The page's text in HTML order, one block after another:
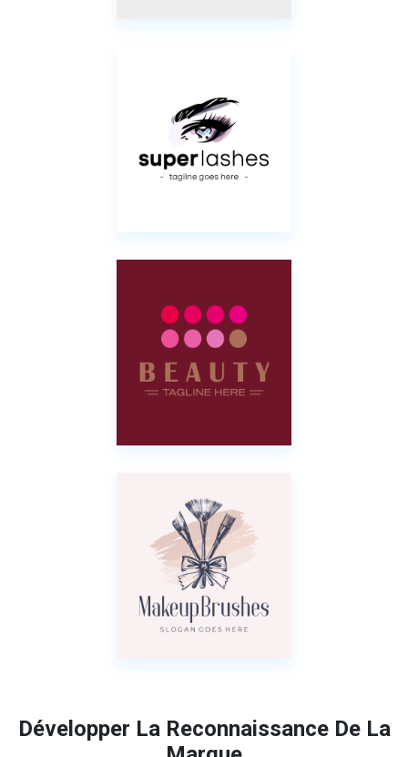
Développer La Reconnaissance De La